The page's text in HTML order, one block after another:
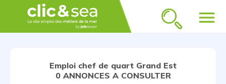
menu
Emploi chef de quart Grand Est
0 ANNONCES A CONSULTER